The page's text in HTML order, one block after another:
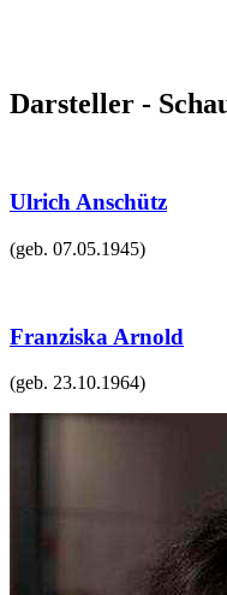
Darsteller -
Ulrich Anschütz
(geb. 07.05.1945)
Franziska Arnold
(geb. 23.10.1964)